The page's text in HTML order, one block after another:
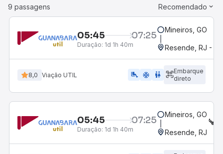
9 passagens Recomendado
05:45 07:25
Duração: 1d 1h 40m
Mineiros, GO
Resende, RJ -
8,0 Viação UTIL airline_seat_legroom_extra ac_unit WC
Embarque
direto
05:45 07:25
Duração: 1d 1h 40m
Mineiros, GO
Resende, RJ